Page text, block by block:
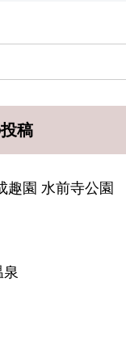
稿
趣園 水前寺公園
泉